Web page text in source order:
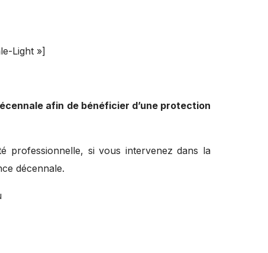
Light »]
afin de bénéficier d’une protection
professionnelle, si vous intervenez dans la
décennale.